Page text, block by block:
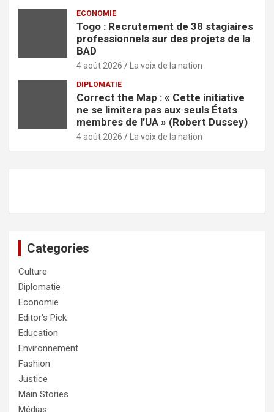
ECONOMIE
Togo : Recrutement de 38 stagiaires
professionnels sur des projets de la
BAD
4 août 2026 La voix de la nation
DIPLOMATIE
Correct the Map : « Cette initiative
ne se limitera pas aux seuls États
membres de l’UA » (Robert Dussey)
4 août 2026 La voix de la nation
Categories
Culture
Diplomatie
Economie
Editor's Pick
Education
Environnement
Fashion
Justice
Main Stories
Médias